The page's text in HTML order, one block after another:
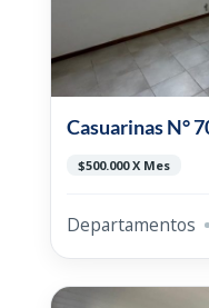
Casuarinas N°
$500.000 X Mes
Departamentos